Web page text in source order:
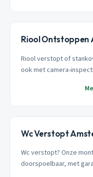
Riool Ontstoppen
Riool verstopt of
ook met camera-
Wc Verstopt
Wc verstopt? Onze
doorspoelbaar, met